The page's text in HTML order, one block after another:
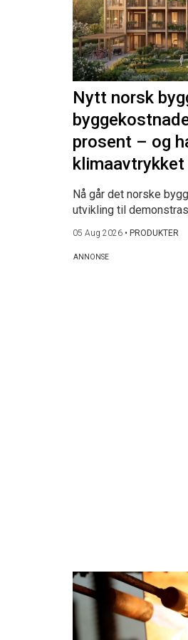
Nytt norsk
prosent – og
klimaavtrykket
Nå går det norske
utvikling til
05 Aug 2026 • PRODUKTER